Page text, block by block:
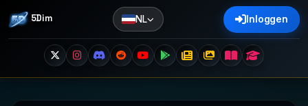
5Dim NL Inloggen